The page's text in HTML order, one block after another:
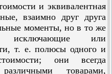
и эквивалентная
взаимно друг друга
моменты, но в то же
или
т. е. полюсы одного и
они всегда
товарами,